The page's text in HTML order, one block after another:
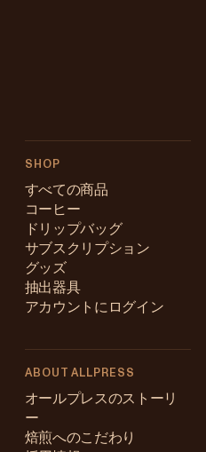
SHOP
すべての商品
コーヒー
ドリップバッグ
サブスクリプション
グッズ
抽出器具
アカウントにログイン
ABOUT ALLPRESS
オールプレスのストーリ
ー
焙煎へのこだわり
Australia
Japan (en)